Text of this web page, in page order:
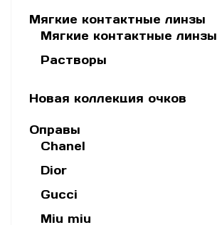
Мягкие контактные линзы
Мягкие контактные линзы
Растворы
Новая коллекция очков
Оправы
Chanel
Dior
Gucci
Miu miu